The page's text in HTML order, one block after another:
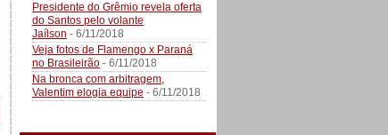
Presidente do Grêmio revela oferta
do Santos pelo volante
Jaílson - 6/11/2018
Veja fotos de Flamengo x Paraná
no Brasileirão - 6/11/2018
Na bronca com arbitragem,
Valentim elogia equipe - 6/11/2018